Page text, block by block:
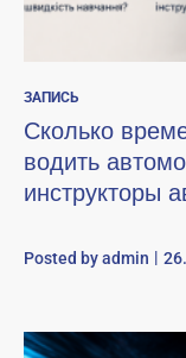
ЗАПИСЬ
Сколько
водить
инструкторы
Posted byadmin